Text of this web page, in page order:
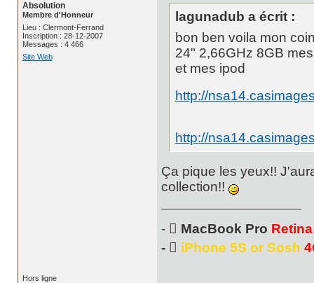
Absolution
Membre d'Honneur
Lieu : Clermont-Ferrand
Inscription : 28-12-2007
Messages : 4 466
Site Web
lagunadub a écrit :
bon ben voila mon
24" 2,66GHz 8GB
et mes ipod
http://
http://
Ça pique les yeux!!
collection!!
-  MacBook Pro Retina
-  iPhone 5S or Sosh
Hors ligne